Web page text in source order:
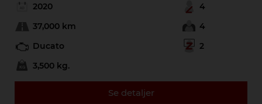
2020
4
37,000 km
4
Ducato
2
3,500 kg.
Se detaljer